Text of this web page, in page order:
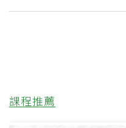
課程推薦